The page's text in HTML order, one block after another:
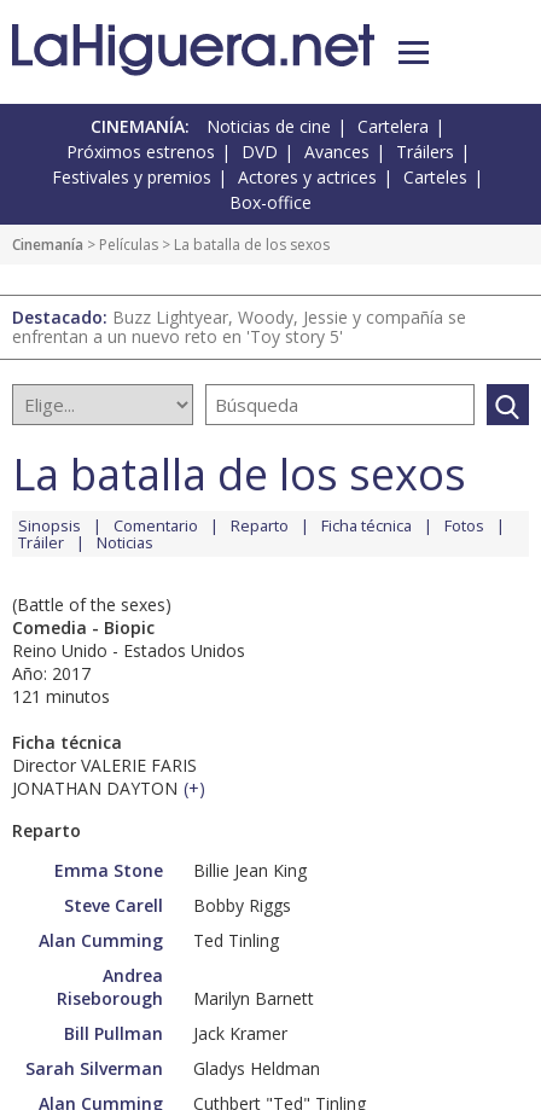
CINEMANÍA: Noticias de cine
Cartelera
Próximos estrenos
DVD Avances
Tráilers
Festivales y premios
Actores y actrices
Carteles
Box-office
Cinemanía > Películas > La batalla de los sexos
Destacado: Buzz Lightyear, Woody, Jessie y compañía se
enfrentan a un nuevo reto en 'Toy story 5'
La batalla de los sexos
Sinopsis Comentario Reparto Ficha técnica Fotos
Tráiler Noticias
(Battle of the sexes)
Comedia - Biopic
Reino Unido - Estados Unidos
Año: 2017
121 minutos
Ficha técnica
Director VALERIE FARIS
JONATHAN DAYTON (+)
Reparto
Emma Stone
Billie Jean King
Steve Carell
Bobby Riggs
Alan Cumming
Ted Tinling
Andrea
Riseborough
Marilyn Barnett
Bill Pullman
Jack Kramer
Sarah Silverman
Gladys Heldman
Alan Cumming
Cuthbert "Ted" Tinling